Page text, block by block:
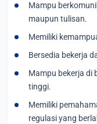
Mampu
maupun tulisan.
Memiliki
Bersedia bekerja
Mampu bekerja di
tinggi.
Memiliki
regulasi yang